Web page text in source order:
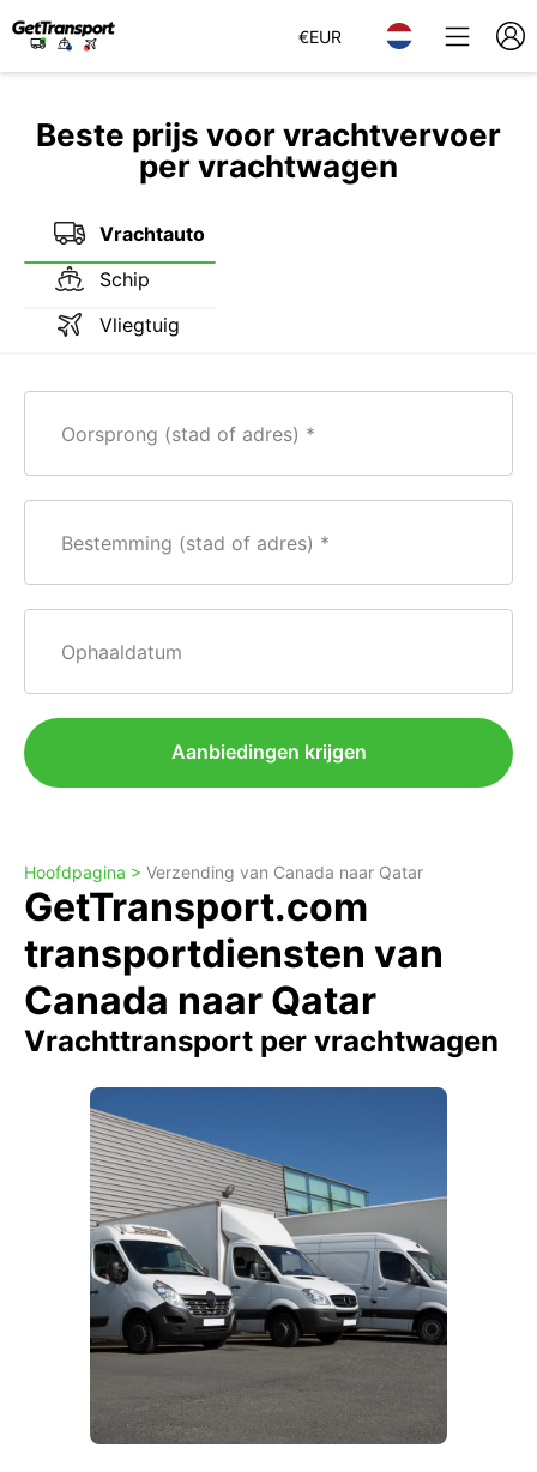
€EUR
Beste prijs voor vrachtvervoer
per vrachtwagen
Vrachtauto
Schip
Vliegtuig
Oorsprong (stad of adres)
Bestemming (stad of adres)
Ophaaldatum
Aanbiedingen krijgen
Hoofdpagina > Verzending van Canada naar Qatar
GetTransport.com
transportdiensten van
Canada naar Qatar
Vrachttransport per vrachtwagen